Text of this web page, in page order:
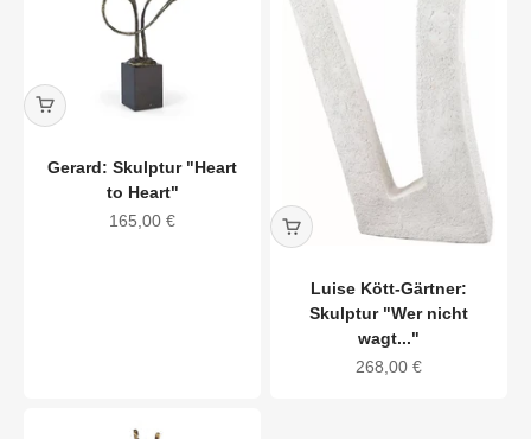
Gerard: Skulptur "Heart
to Heart"
Angebot
165,00 €
Luise Kött-Gärtner:
Skulptur "Wer nicht
wagt..."
Angebot
268,00 €